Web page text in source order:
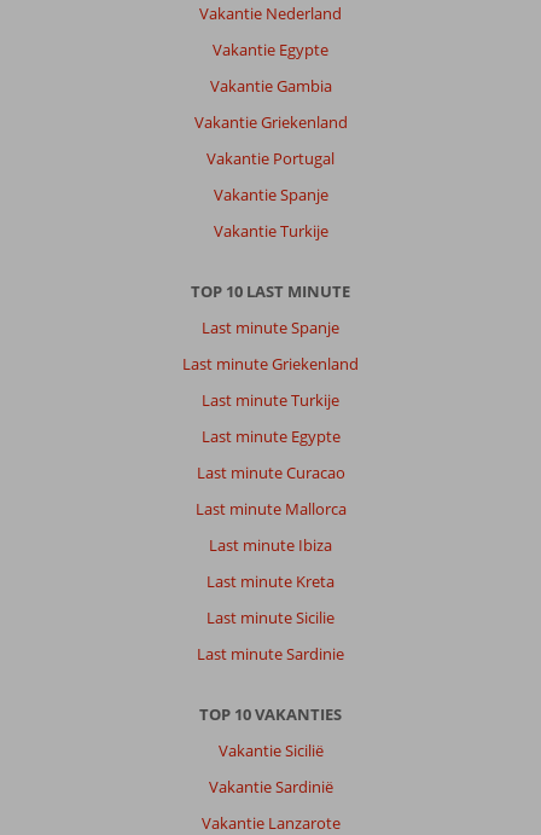
Vakantie Nederland
Vakantie Egypte
Vakantie Gambia
Vakantie Griekenland
Vakantie Portugal
Vakantie Spanje
Vakantie Turkije
TOP 10 LAST MINUTE
Last minute Spanje
Last minute Griekenland
Last minute Turkije
Last minute Egypte
Last minute Curacao
Last minute Mallorca
Last minute Ibiza
Last minute Kreta
Last minute Sicilie
Last minute Sardinie
TOP 10 VAKANTIES
Vakantie Sicilië
Vakantie Sardinië
Vakantie Lanzarote